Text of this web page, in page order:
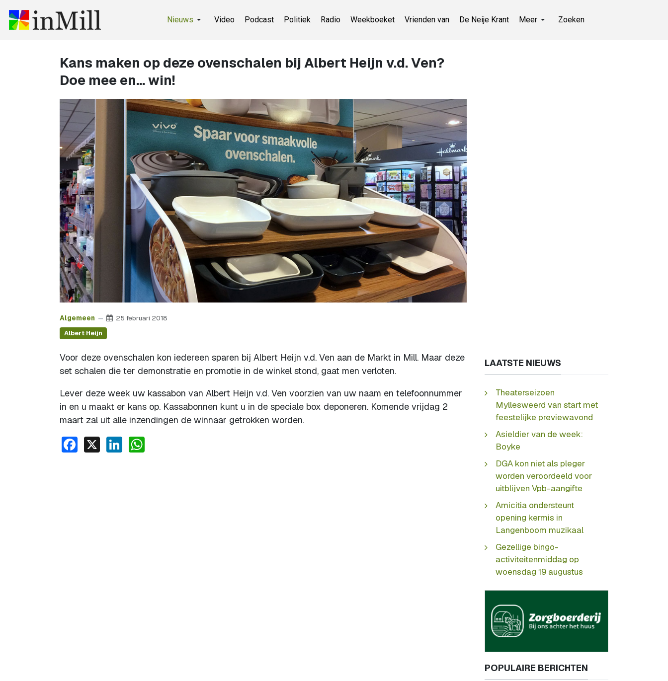
Nieuws Video Podcast Politiek Radio Weekboeket Vrienden van De Neije Krant Meer Zoeken
Kans maken op deze ovenschalen bij Albert Heijn v.d. Ven?
Doe mee en... win!
Algemeen 25 februari 2018
Albert Heijn
Voor deze ovenschalen kon iedereen sparen bij Albert Heijn v.d. Ven aan de Markt in Mill. Maar deze
set schalen die ter demonstratie en promotie in de winkel stond, gaat men verloten.
Lever deze week uw kassabon van Albert Heijn v.d. Ven voorzien van uw naam en telefoonnummer
in en u maakt er kans op. Kassabonnen kunt u in de speciale box deponeren. Komende vrijdag 2
maart zal uit alle inzendingen de winnaar getrokken worden.
Facebook
X LinkedIn
LAATSTE NIEUWS
Theaterseizoen
Myllesweerd van start met
feestelijke previewavond
Asieldier van de week:
Boyke
DGA kon niet als pleger
worden veroordeeld voor
uitblijven Vpb-aangifte
Amicitia ondersteunt
opening kermis in
Langenboom muzikaal
Gezellige bingo-
activiteitenmiddag op
woensdag 19 augustus
POPULAIRE BERICHTEN